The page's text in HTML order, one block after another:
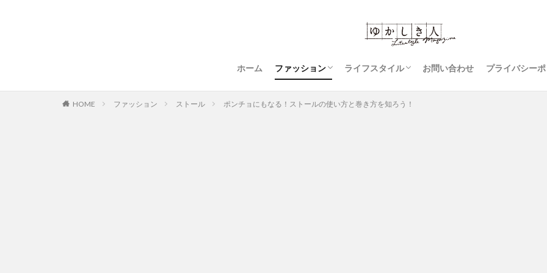
ホーム ファッション
コーディネート
ジーンズ
スカート
レディースファッション
豆知識
アウター
ライフスタイル
衣類のお手入れ
裁縫
お問い合わせ プライバシー
HOME ファッション ストール ポンチョにもなる！ストールの使い方と巻き方を知ろう！